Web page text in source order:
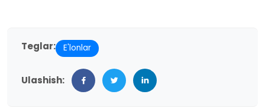
Teglar: E'lonlar
Ulashish: